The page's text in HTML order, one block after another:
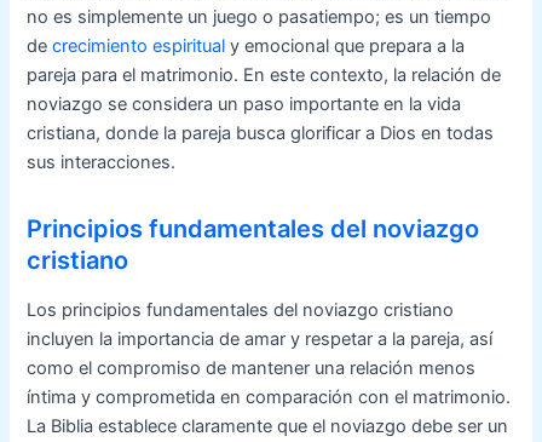
no es simplemente un juego o pasatiempo; es un tiempo
decrecimiento espiritual y emocional que prepara a la
pareja para el matrimonio. En este contexto, la relación de
noviazgo se considera un paso importante en la vida
cristiana, donde la pareja busca glorificar a Dios en todas
sus interacciones.
Principios fundamentales del noviazgo
cristiano
Los principios fundamentales del noviazgo cristiano
incluyen la importancia de amar y respetar a la pareja, así
como el compromiso de mantener una relación menos
íntima y comprometida en comparación con el matrimonio.
La Biblia establece claramente que el noviazgo debe ser un